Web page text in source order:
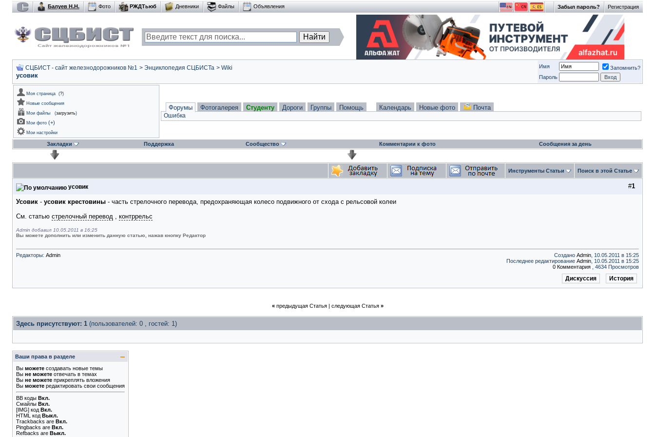
Регистрация
Забыл пароль?
Балуев Н.Н. Фото РЖДТьюб Дневники Файлы Объявления
СЦБИСТ - сайт железнодорожников №1 > Энциклопедия СЦБИСТа > Wiki
усовик
Имя
Запомнить?
Пароль
Моя страница (?)
Новые сообщения
Мои файлы
(загрузить)
Мои фото (+)
Мои настройки
Форумы Фотогалерея Студенту Дороги Группы Помощь Календарь Новые фото Почта
Ошибка
Закладки Поддержка Сообщество Комментарии к фото Сообщения за день
Инструменты Статьи Поиск в этой Статье
#1
усовик
Усовик - усовик крестовины - часть стрелочного перевода, предохраняющая колесо подвижного от схода с рельсовой колеи
См. статью стрелочный перевод , контррельс
Admin добавил 10.05.2011 в 16:25
Вы можете дополнить или изменить данную статью, нажав кнопку Редактор
Редакторы: Admin Создано Admin , 10.05.2011 в 15:25
Последнее редактирование Admin , 10.05.2011 в 15:25
0 Комментария , 4634 Просмотров
Дискуссия История
« предыдущая Статья| следующая Статья »
Здесь присутствуют: 1 (пользователей: 0 , гостей: 1)
Ваши права в разделе
Вы можете создавать новые темы
Вы не можете отвечать в темах
Вы не можете прикреплять вложения
Вы можете редактировать свои сообщения
BB коды Вкл.
Смайлы Вкл.
[IMG] код Вкл.
HTML код Выкл.
Trackbacks are Вкл.
Pingbacks are Вкл.
Refbacks are Выкл.